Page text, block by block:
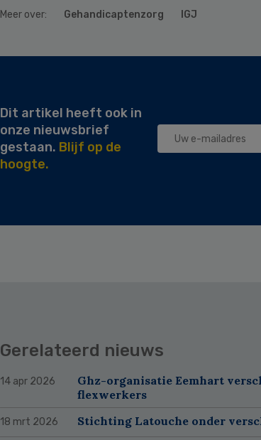
Meer over: Gehandicaptenzorg IGJ
Dit artikel heeft ook in
onze nieuwsbrief
gestaan. Blijf op de
hoogte.
Gerelateerd nieuws
14 apr 2026
Ghz-organisatie Eemhart
flexwerkers
18 mrt 2026 Stichting Latouche onder